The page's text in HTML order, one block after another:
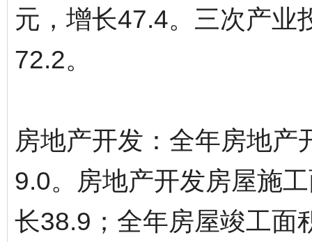
元，增长47.4。三次产业
72.2。
房地产开发：全年房地
9.0。房地产开发房屋施
长38.9；全年房屋竣工面